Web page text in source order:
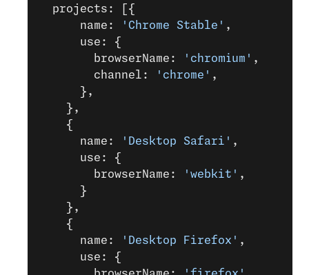
  projects: [{
      name:
'Chrome Stable' ,
      use: {
        browserName:
'chromium' ,
        channel:
'chrome' ,
      },
    },
    {
      name:
'Desktop Safari' ,
      use: {
        browserName:
'webkit' ,
      }
    },
    {
      name:
'Desktop Firefox' ,
      use: {